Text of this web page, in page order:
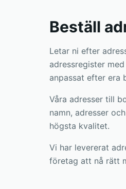
Beställ
Letar ni efter
adressregister
anpassat efter era
Våra adresser till
namn, adresser
högsta kvalitet.
Vi har levererat
företag att nå rätt